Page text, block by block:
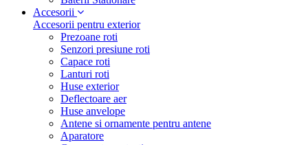
Accesorii
Accesorii pentru exterior
Prezoane roti
Senzori presiune roti
Capace roti
Lanturi roti
Huse exterior
Deflectoare aer
Huse anvelope
Antene si ornamente pentru antene
Aparatore